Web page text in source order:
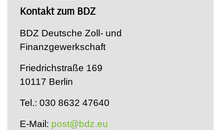
Kontakt zum BDZ
BDZ Deutsche Zoll- und
Finanzgewerkschaft
Friedrichstraße 169
10117 Berlin
Tel.: 030 8632 47640
E-Mail: post@bdz.eu